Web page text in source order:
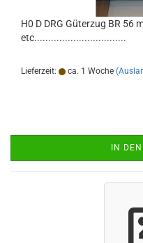
H0 D DRG Güterzug BR 56
etc.................................
Lieferzeit: ca. 1 Woche
IN